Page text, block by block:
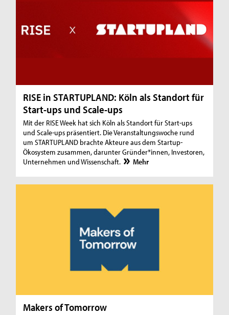
RISE in STARTUPLAND: Köln als Standort für
Start-ups und Scale-ups
Mit der RISE Week hat sich Köln als Standort für Start-ups
und Scale-ups präsentiert. Die Veranstaltungswoche rund
um STARTUPLAND brachte Akteure aus dem Startup-
Ökosystem zusammen, darunter Gründer*innen, Investoren,
Unternehmen und Wissenschaft.
Mehr
Makers of Tomorrow